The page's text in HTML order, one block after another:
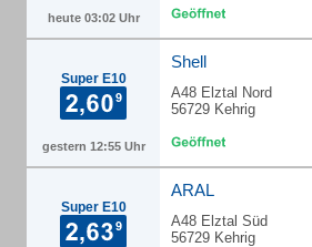
heute 03:02 Uhr
Super E10
gestern 12:55 Uhr
Shell
A48 Elztal Nord
56729 Kehrig
Super E10
ARAL
A48 Elztal Süd
56729 Kehrig